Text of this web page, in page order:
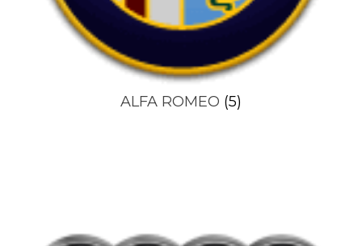
ALFA ROMEO (5)